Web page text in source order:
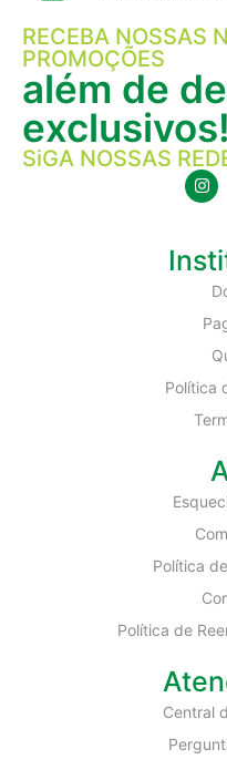
RECEBA NOSSAS
PROMOÇÕES
além de
exclusivos!
SiGA NOSSAS
Política
Política
Política de
Central